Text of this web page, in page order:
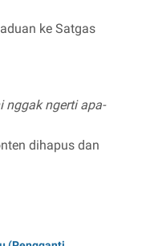
ke Satgas
nggak ngerti apa-
dihapus dan